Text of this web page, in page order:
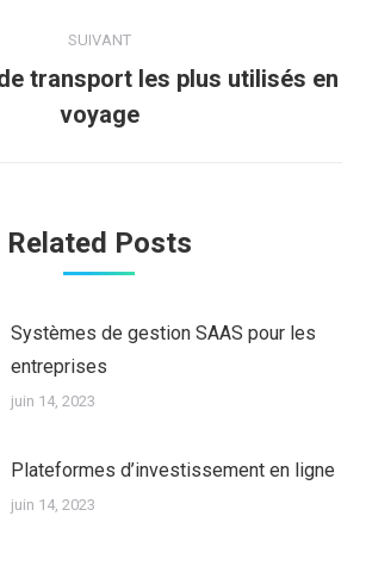
:
SUIVANT
Article
suivant
transport les plus utilisés en
voyage
Related Posts
Systèmes de gestion SAAS pour les
entreprises
juin 14, 2023
Plateformes d’investissement en ligne
juin 14, 2023